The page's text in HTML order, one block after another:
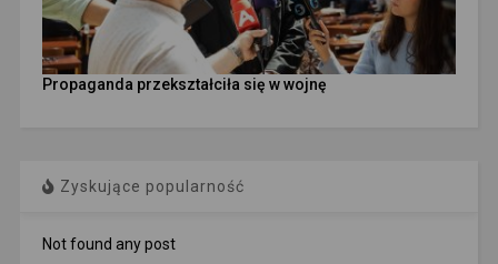
Propaganda przekształciła się w wojnę
Zyskujące popularność
Not found any post